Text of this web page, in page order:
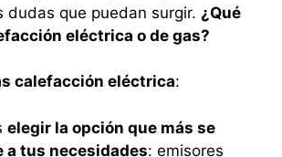
dudas que puedan surgir. ¿Qué
eléctrica o de gas?
calefacción eléctrica:
elegir la opción que más se
a tus necesidades: emisores